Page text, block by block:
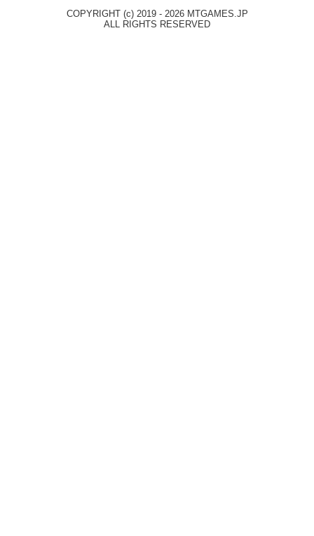
COPYRIGHT (c) 2019 - 2026 MTGAMES.JP
ALL RIGHTS RESERVED